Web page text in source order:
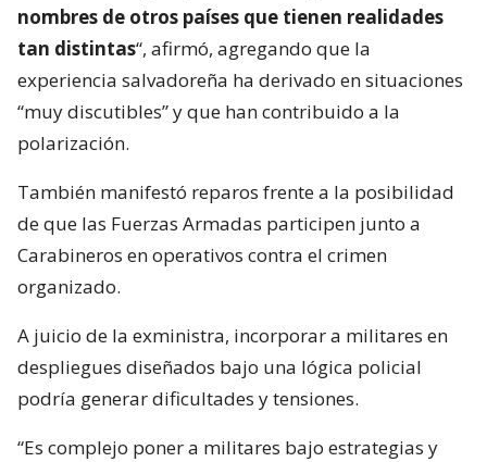
nombres de otros países que tienen realidades
tan distintas“, afirmó, agregando que la
experiencia salvadoreña ha derivado en situaciones
“muy discutibles” y que han contribuido a la
polarización.
También manifestó reparos frente a la posibilidad
de que las Fuerzas Armadas participen junto a
Carabineros en operativos contra el crimen
organizado.
A juicio de la exministra, incorporar a militares en
despliegues diseñados bajo una lógica policial
podría generar dificultades y tensiones.
“Es complejo poner a militares bajo estrategias y